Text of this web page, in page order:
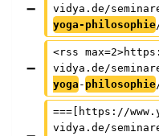
vidya.de/
yoga-philosophie
<rss
vidya.de/
yoga - philosophie
===[https://
vidya.de/